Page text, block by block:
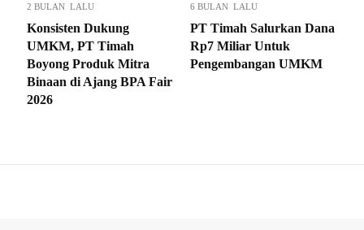
2 BULAN LALU
Konsisten Dukung
UMKM, PT Timah
Boyong Produk Mitra
Binaan di Ajang BPA Fair
2026
6 BULAN LALU
PT Timah Salurkan Dana
Rp7 Miliar Untuk
Pengembangan UMKM